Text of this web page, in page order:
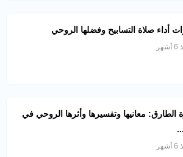
أداء صلاة التسابيح وفضلها الروحي
الطارق: معانيها وتفسيرها وأثرها الروحي في